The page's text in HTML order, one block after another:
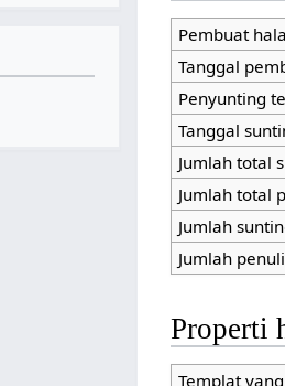
Pembuat
Tanggal
Penyunting
Tanggal
Jumlah total
Jumlah total
Jumlah
Jumlah
Properti
Templat